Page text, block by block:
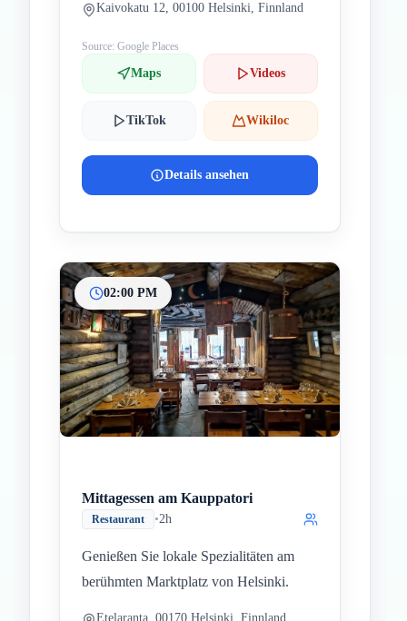
Kaivokatu 12, 00100 Helsinki, Finnland
Source: Google Places
Maps Videos
TikTok Wikiloc
Details ansehen
02:00 PM
Mittagessen am Kauppatori
Restaurant •2h
Genießen Sie lokale Spezialitäten am
berühmten Marktplatz von Helsinki.
Etelaranta, 00170 Helsinki, Finnland